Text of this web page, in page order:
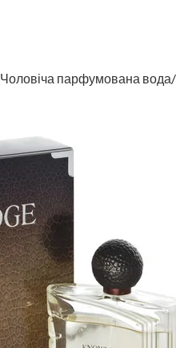
Чоловіча парфумована вода